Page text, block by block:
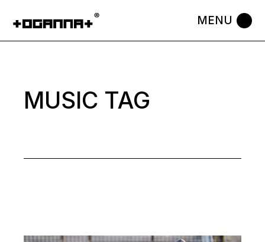
the
MUSIC TAG